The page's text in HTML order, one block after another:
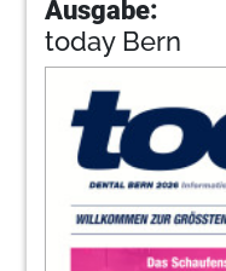
Ausgabe:
today Bern